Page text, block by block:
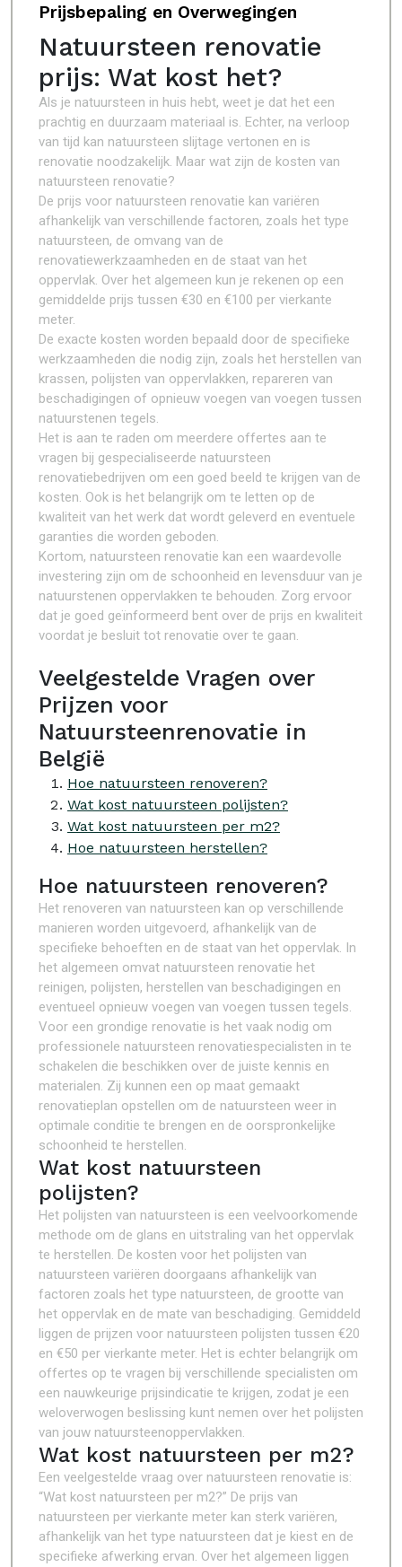
Prijsbepaling en Overwegingen
Natuursteen renovatie
prijs: Wat kost het?
Als je natuursteen in huis hebt, weet je dat het een
prachtig en duurzaam materiaal is. Echter, na verloop
van tijd kan natuursteen slijtage vertonen en is
renovatie noodzakelijk. Maar wat zijn de kosten van
natuursteen renovatie?
De prijs voor natuursteen renovatie kan variëren
afhankelijk van verschillende factoren, zoals het type
natuursteen, de omvang van de
renovatiewerkzaamheden en de staat van het
oppervlak. Over het algemeen kun je rekenen op een
gemiddelde prijs tussen €30 en €100 per vierkante
meter.
De exacte kosten worden bepaald door de specifieke
werkzaamheden die nodig zijn, zoals het herstellen van
krassen, polijsten van oppervlakken, repareren van
beschadigingen of opnieuw voegen van voegen tussen
natuurstenen tegels.
Het is aan te raden om meerdere offertes aan te
vragen bij gespecialiseerde natuursteen
renovatiebedrijven om een goed beeld te krijgen van de
kosten. Ook is het belangrijk om te letten op de
kwaliteit van het werk dat wordt geleverd en eventuele
garanties die worden geboden.
Kortom, natuursteen renovatie kan een waardevolle
investering zijn om de schoonheid en levensduur van je
natuurstenen oppervlakken te behouden. Zorg ervoor
dat je goed geïnformeerd bent over de prijs en kwaliteit
voordat je besluit tot renovatie over te gaan.
Veelgestelde Vragen over
Prijzen voor
Natuursteenrenovatie in
België
Hoe natuursteen renoveren?
Wat kost natuursteen polijsten?
Wat kost natuursteen per m2?
Hoe natuursteen herstellen?
Hoe natuursteen renoveren?
Het renoveren van natuursteen kan op verschillende
manieren worden uitgevoerd, afhankelijk van de
specifieke behoeften en de staat van het oppervlak. In
het algemeen omvat natuursteen renovatie het
reinigen, polijsten, herstellen van beschadigingen en
eventueel opnieuw voegen van voegen tussen tegels.
Voor een grondige renovatie is het vaak nodig om
professionele natuursteen renovatiespecialisten in te
schakelen die beschikken over de juiste kennis en
materialen. Zij kunnen een op maat gemaakt
renovatieplan opstellen om de natuursteen weer in
optimale conditie te brengen en de oorspronkelijke
schoonheid te herstellen.
Wat kost natuursteen
polijsten?
Het polijsten van natuursteen is een veelvoorkomende
methode om de glans en uitstraling van het oppervlak
te herstellen. De kosten voor het polijsten van
natuursteen variëren doorgaans afhankelijk van
factoren zoals het type natuursteen, de grootte van
het oppervlak en de mate van beschadiging. Gemiddeld
liggen de prijzen voor natuursteen polijsten tussen €20
en €50 per vierkante meter. Het is echter belangrijk om
offertes op te vragen bij verschillende specialisten om
een nauwkeurige prijsindicatie te krijgen, zodat je een
weloverwogen beslissing kunt nemen over het polijsten
van jouw natuursteenoppervlakken.
Wat kost natuursteen per m2?
Een veelgestelde vraag over natuursteen renovatie is:
“Wat kost natuursteen per m2?” De prijs van
natuursteen per vierkante meter kan sterk variëren,
afhankelijk van het type natuursteen dat je kiest en de
specifieke afwerking ervan. Over het algemeen liggen